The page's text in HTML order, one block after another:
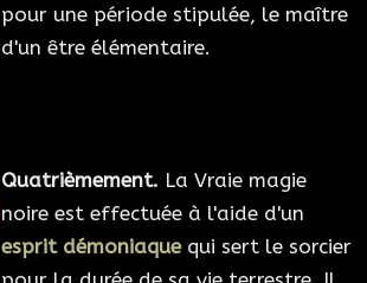
pour une période stipulée, le maître
d'un être élémentaire.
Quatrièmement. La Vraie magie
noire est effectuée à l'aide d'un
esprit démoniaquequi sert le sorcier